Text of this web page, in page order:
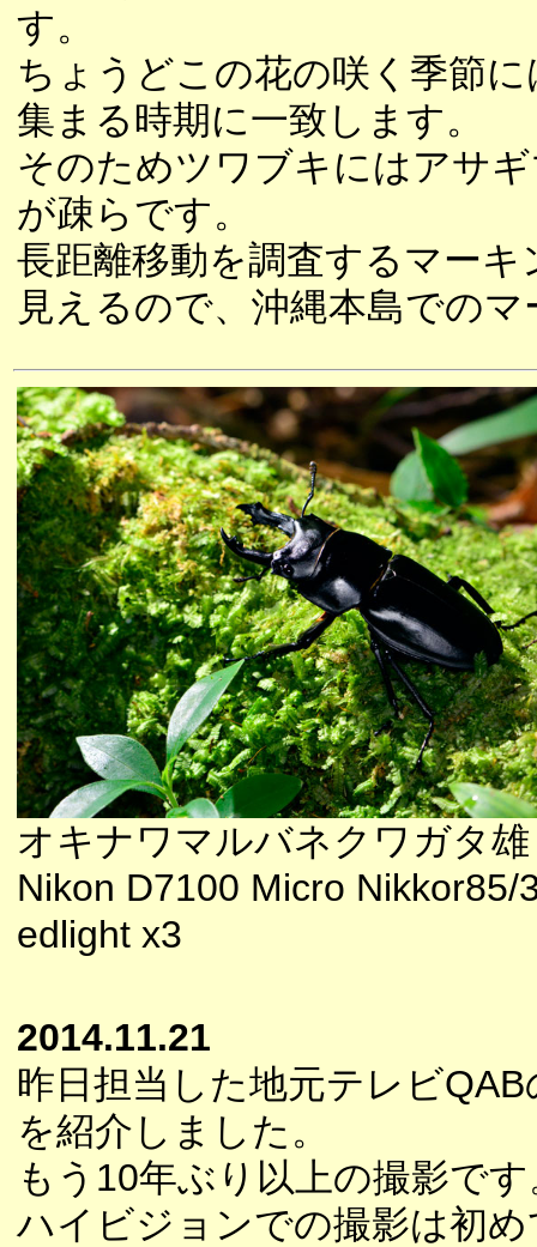
す。
ちょうどこの花の咲く季節
集まる時期に一致します。
そのためツワブキにはアサ
が疎らです。
長距離移動を調査するマー
見えるので、沖縄本島での
オキナワマルバネクワガタ雄
Nikon D7100 Micro Nikkor85/
edlight x3
2014.11.21
昨日担当した地元テレビ
を紹介しました。
もう10年ぶり以上の撮影です
ハイビジョンでの撮影は初